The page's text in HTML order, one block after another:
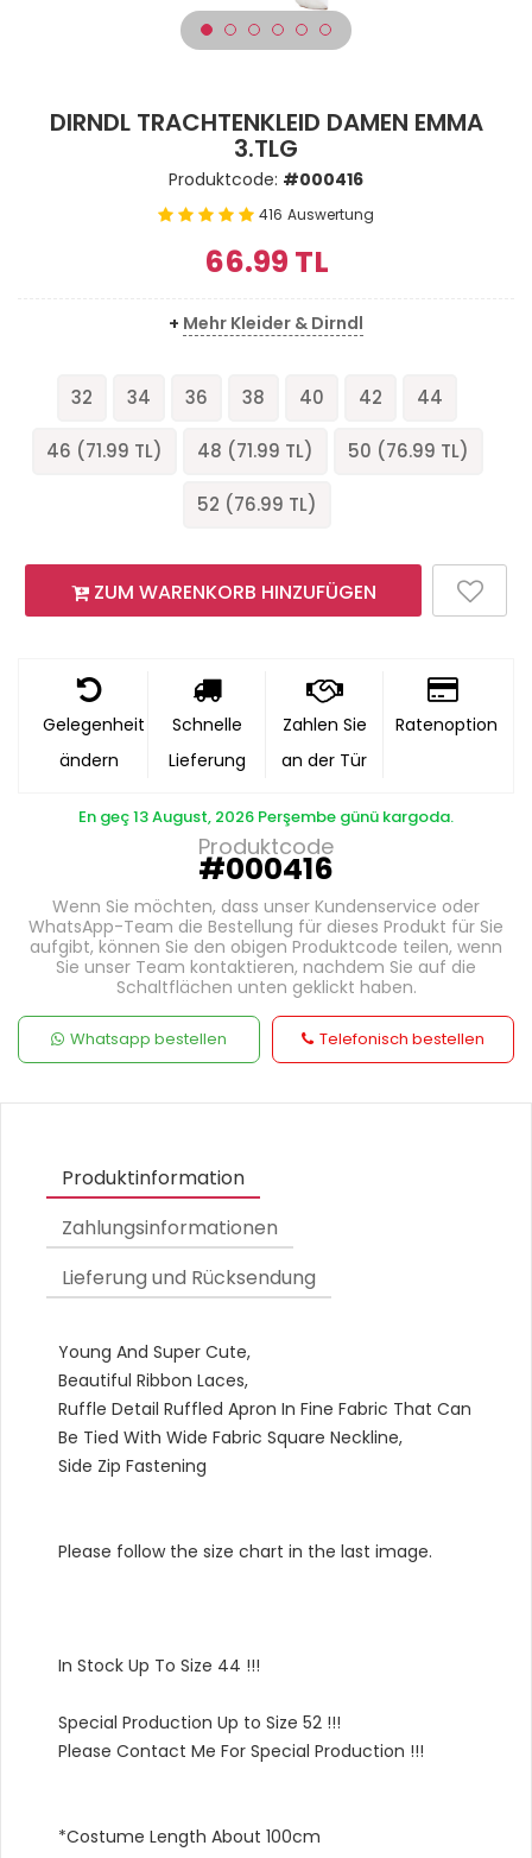
DIRNDL TRACHTENKLEID DAMEN EMMA
3.TLG
Produktcode: #000416
416 Auswertung
66.99 TL
+ Mehr Kleider & Dirndl
32 34 36 38 40 42 44
46 (71.99 TL) 48 (71.99 TL) 50 (76.99 TL)
52 (76.99 TL)
ZUM WARENKORB HINZUFÜGEN
Gelegenheit
ändern
Schnelle
Lieferung
Zahlen Sie
an der Tür
Ratenoption
En geç 13 August, 2026 Perşembe günü kargoda.
Produktcode
#000416
Wenn Sie möchten, dass unser Kundenservice oder
WhatsApp-Team die Bestellung für dieses Produkt für Sie
aufgibt, können Sie den obigen Produktcode teilen, wenn
Sie unser Team kontaktieren, nachdem Sie auf die
Schaltflächen unten geklickt haben.
Whatsapp bestellen Telefonisch bestellen
Produktinformation
Zahlungsinformationen
Lieferung und Rücksendung
Young And Super Cute,
Beautiful Ribbon Laces,
Ruffle Detail Ruffled Apron In Fine Fabric That Can
Be Tied With Wide Fabric Square Neckline,
Side Zip Fastening
Please follow the size chart in the last image.
In Stock Up To Size 44 !!!
Special Production Up to Size 52 !!!
Please Contact Me For Special Production !!!
*Costume Length About 100cm